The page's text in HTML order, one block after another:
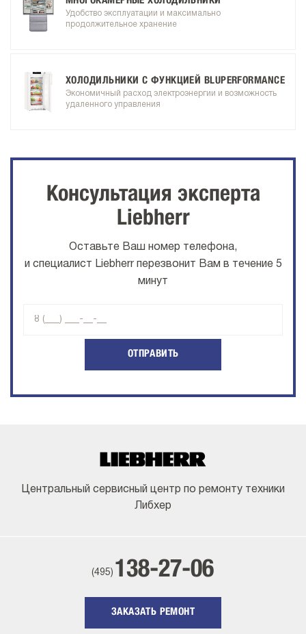
Удобство эксплуатации и максимально
продолжительное хранение
ХОЛОДИЛЬНИКИ С ФУНКЦИЕЙ BLUPERFORMANCE
Экономичный расход электроэнергии и возможность
удаленного управления
Консультация эксперта
Liebherr
Оставьте Ваш номер телефона,
и специалист Liebherr перезвонит Вам в течение 5
минут
ОТПРАВИТЬ
Центральный сервисный центр по ремонту техники
Либхер
(495) 138-27-06
ЗАКАЗАТЬ РЕМОНТ